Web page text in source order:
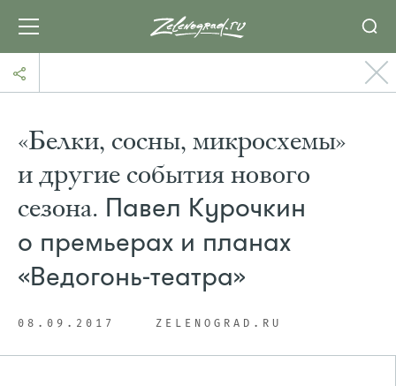
«Белки, сосны, микросхемы»
и другие события нового
сезона. Павел Курочкин
о премьерах и планах
«Ведогонь-театра»
08.09.2017 ZELENOGRAD.RU